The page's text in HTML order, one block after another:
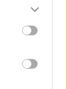
more Google
may click to
party tags to
below Google
csíkos
de seprűvel
Mint
nem